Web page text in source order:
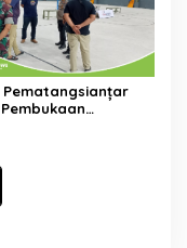
Pematangsianțar